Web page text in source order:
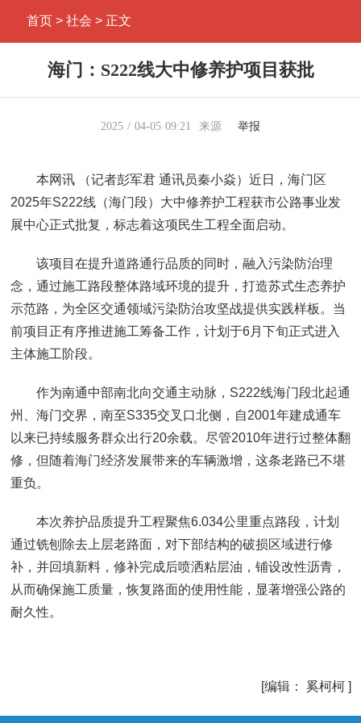
首页 > 社会 > 正文
海门：S222线大中修养护项目获批
2025 04-05 09:21 来源 举报
本网讯 （记者彭军君 通讯员秦小焱）近日，海门区
2025年S222线（海门段）大中修养护工程获市公路事业发
展中心正式批复，标志着这项民生工程全面启动。
该项目在提升道路通行品质的同时，融入污染防治理
念，通过施工路段整体路域环境的提升，打造苏式生态养护
示范路，为全区交通领域污染防治攻坚战提供实践样板。当
前项目正有序推进施工筹备工作，计划于6月下旬正式进入
主体施工阶段。
作为南通中部南北向交通主动脉，S222线海门段北起通
州、海门交界，南至S335交叉口北侧，自2001年建成通车
以来已持续服务群众出行20余载。尽管2010年进行过整体翻
修，但随着海门经济发展带来的车辆激增，这条老路已不堪
重负。
本次养护品质提升工程聚焦6.034公里重点路段，计划
通过铣刨除去上层老路面，对下部结构的破损区域进行修
补，并回填新料，修补完成后喷洒粘层油，铺设改性沥青，
从而确保施工质量，恢复路面的使用性能，显著增强公路的
耐久性。
[编辑： 奚柯柯 ]